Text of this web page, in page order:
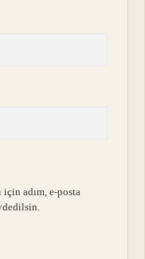
adım, e-posta